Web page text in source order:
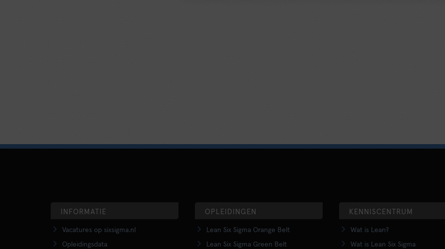
INFORMATIE
Vacatures op sixsigma.nl
Opleidingsdata
OPLEIDINGEN
Lean Six Sigma Orange Belt
Lean Six Sigma Green Belt
KENNISCENTRUM
Wat is Lean?
Wat is Lean Six Sigma